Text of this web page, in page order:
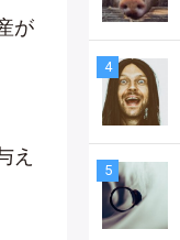
が
え
4
5